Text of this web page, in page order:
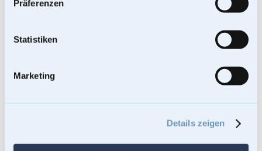
Präferenzen
Statistiken
Marketing
Details zeigen